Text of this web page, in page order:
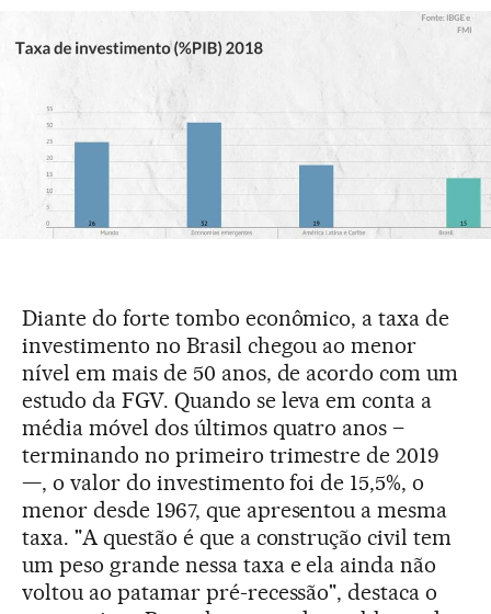
Diante do forte tombo econômico, a taxa de
investimento no Brasil chegou ao menor
nível em mais de 50 anos, de acordo com um
estudo da FGV. Quando se leva em conta a
média móvel dos últimos quatro anos –
terminando no primeiro trimestre de 2019
—, o valor do investimento foi de 15,5%, o
menor desde 1967, que apresentou a mesma
taxa. "A questão é que a construção civil tem
um peso grande nessa taxa e ela ainda não
voltou ao patamar pré-recessão", destaca o